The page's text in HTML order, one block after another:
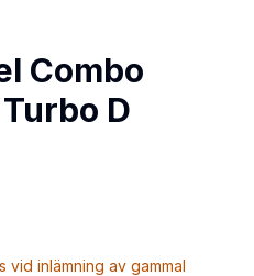
Combo
D
vid inlämning av gammal